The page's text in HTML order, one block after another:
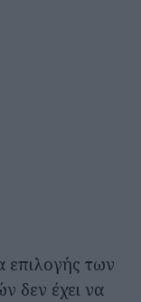
επιλογής των
δεν έχει να